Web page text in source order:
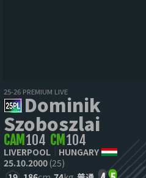
25-26 PREMIUM LIVE
Dominik
Szoboszlai
CAM 104 CM 104
LIVERPOOL
HUNGARY
25.10.2000(25)